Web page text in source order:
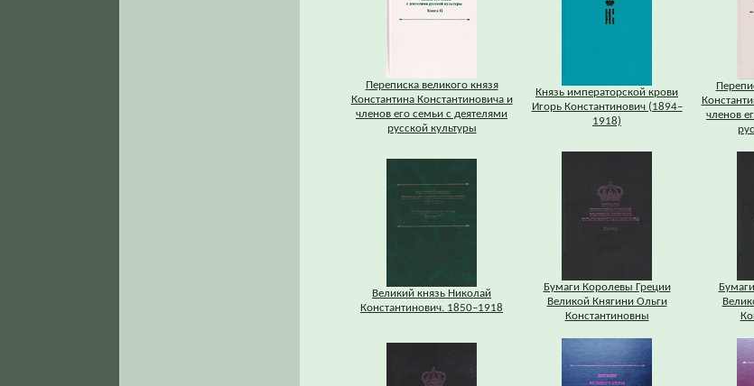
Переписка великого князя
Константина Константиновича и
членов его семьи с деятелями
русской культуры
Князь императорской крови
Игорь Константинович (1894–
1918)
членов
Великий князь Николай
Константинович. 1850–1918
Бумаги Королевы Греции
Великой Княгини Ольги
Константиновны